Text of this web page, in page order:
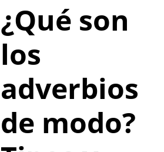
¿Qué son
los
adverbios
de modo?